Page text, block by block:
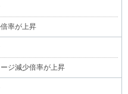
率が上昇
ジ減少倍率が上昇